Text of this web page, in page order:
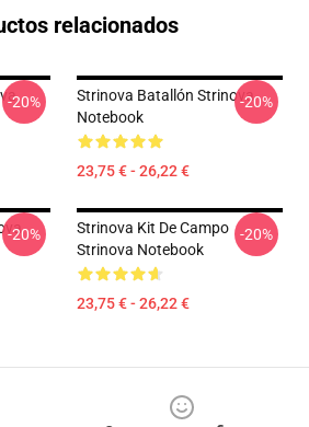
relacionados
-20%
Strinova Batallón Strinova
Notebook
23,75 € - 26,22 €
-20%
-20%
Strinova Kit De Campo
Strinova Notebook
23,75 € - 26,22 €
-20%